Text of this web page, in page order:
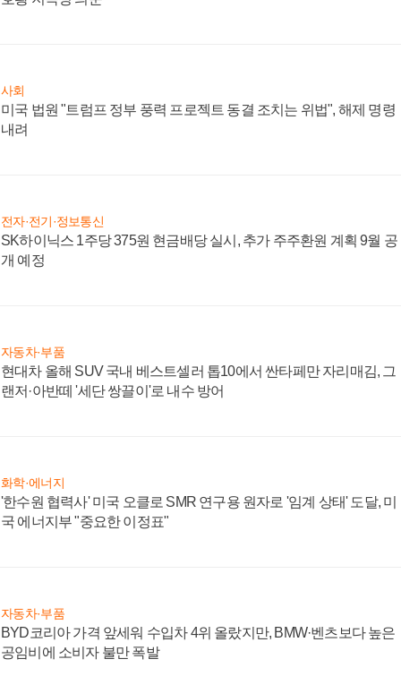
사회
미국 법원 "트럼프 정부 풍력 프로젝트 동결 조치는 위법", 해제 명령
내려
전자·전기·정보통신
SK하이닉스 1주당 375원 현금배당 실시, 추가 주주환원 계획 9월 공
개 예정
자동차·부품
현대차 올해 SUV 국내 베스트셀러 톱10에서 싼타페만 자리매김, 그
랜저·아반떼 '세단 쌍끌이'로 내수 방어
화학·에너지
'한수원 협력사' 미국 오클로 SMR 연구용 원자로 '임계 상태' 도달, 미
국 에너지부 "중요한 이정표"
자동차·부품
BYD코리아 가격 앞세워 수입차 4위 올랐지만, BMW·벤츠보다 높은
공임비에 소비자 불만 폭발